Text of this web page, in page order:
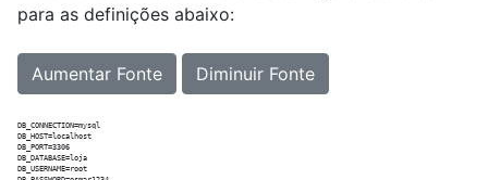
para as definições abaixo:
Aumentar Fonte Diminuir Fonte
DB_CONNECTION=mysql
DB_HOST=localhost
DB_PORT=3306
DB_DATABASE=loja
DB_USERNAME=root